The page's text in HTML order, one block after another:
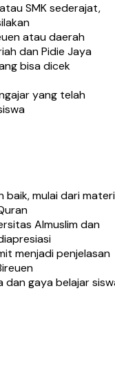
SMK sederajat,
atau daerah
dan Pidie Jaya
bisa dicek
yang telah
baik, mulai dari materi
Almuslim dan
menjadi penjelasan
dan gaya belajar